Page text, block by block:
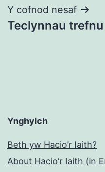
Y cofnod nesaf
Teclynnau trefnu
Ynghylch
Beth yw Hacio’r Iaith?
About Hacio’r Iaith (in